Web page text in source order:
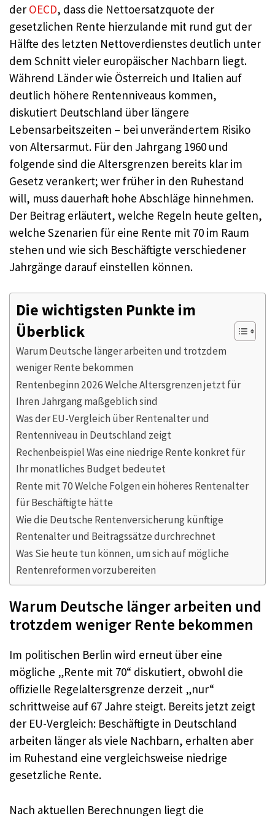
der OECD, dass die Nettoersatzquote der
gesetzlichen Rente hierzulande mit rund gut der
Hälfte des letzten Nettoverdienstes deutlich unter
dem Schnitt vieler europäischer Nachbarn liegt.
Während Länder wie Österreich und Italien auf
deutlich höhere Rentenniveaus kommen,
diskutiert Deutschland über längere
Lebensarbeitszeiten – bei unverändertem Risiko
von Altersarmut. Für den Jahrgang 1960 und
folgende sind die Altersgrenzen bereits klar im
Gesetz verankert; wer früher in den Ruhestand
will, muss dauerhaft hohe Abschläge hinnehmen.
Der Beitrag erläutert, welche Regeln heute gelten,
welche Szenarien für eine Rente mit 70 im Raum
stehen und wie sich Beschäftigte verschiedener
Jahrgänge darauf einstellen können.
Die wichtigsten Punkte im
Überblick
Warum Deutsche länger arbeiten und trotzdem
weniger Rente bekommen
Rentenbeginn 2026 Welche Altersgrenzen jetzt für
Ihren Jahrgang maßgeblich sind
Was der EU-Vergleich über Rentenalter und
Rentenniveau in Deutschland zeigt
Rechenbeispiel Was eine niedrige Rente konkret für
Ihr monatliches Budget bedeutet
Rente mit 70 Welche Folgen ein höheres Rentenalter
für Beschäftigte hätte
Wie die Deutsche Rentenversicherung künftige
Rentenalter und Beitragssätze durchrechnet
Was Sie heute tun können, um sich auf mögliche
Rentenreformen vorzubereiten
Warum Deutsche länger arbeiten und
trotzdem weniger Rente bekommen
Im politischen Berlin wird erneut über eine
mögliche „Rente mit 70“ diskutiert, obwohl die
offizielle Regelaltersgrenze derzeit „nur“
schrittweise auf 67 Jahre steigt. Bereits jetzt zeigt
der EU-Vergleich: Beschäftigte in Deutschland
arbeiten länger als viele Nachbarn, erhalten aber
im Ruhestand eine vergleichsweise niedrige
gesetzliche Rente.
Nach aktuellen Berechnungen liegt die